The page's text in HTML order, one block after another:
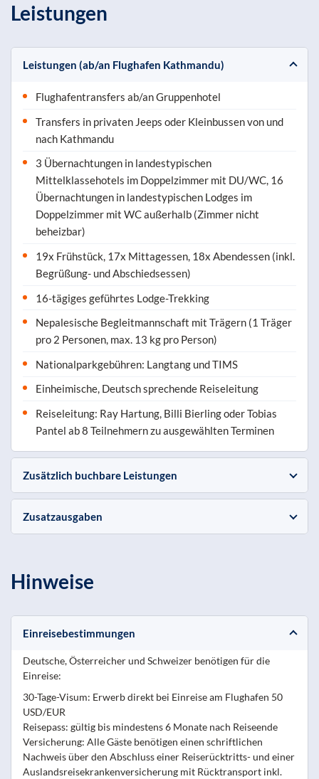
Leistungen
Leistungen (ab/an Flughafen Kathmandu)
Flughafentransfers ab/an Gruppenhotel
Transfers in privaten Jeeps oder Kleinbussen von und
nach Kathmandu
3 Übernachtungen in landestypischen
Mittelklassehotels im Doppelzimmer mit DU/WC, 16
Übernachtungen in landestypischen Lodges im
Doppelzimmer mit WC außerhalb (Zimmer nicht
beheizbar)
19x Frühstück, 17x Mittagessen, 18x Abendessen (inkl.
Begrüßung- und Abschiedsessen)
16-tägiges geführtes Lodge-Trekking
Nepalesische Begleitmannschaft mit Trägern (1 Träger
pro 2 Personen, max. 13 kg pro Person)
Nationalparkgebühren: Langtang und TIMS
Einheimische, Deutsch sprechende Reiseleitung
Reiseleitung: Ray Hartung, Billi Bierling oder Tobias
Pantel ab 8 Teilnehmern zu ausgewählten Terminen
Zusätzlich buchbare Leistungen
Zusatzausgaben
Hinweise
Einreisebestimmungen
Deutsche, Österreicher und Schweizer benötigen für die
Einreise:
30-Tage-Visum: Erwerb direkt bei Einreise am Flughafen 50
USD/EUR
Reisepass: gültig bis mindestens 6 Monate nach Reiseende
Versicherung: Alle Gäste benötigen einen schriftlichen
Nachweis über den Abschluss einer Reiserücktritts- und einer
Auslandsreisekrankenversicherung mit Rücktransport inkl.